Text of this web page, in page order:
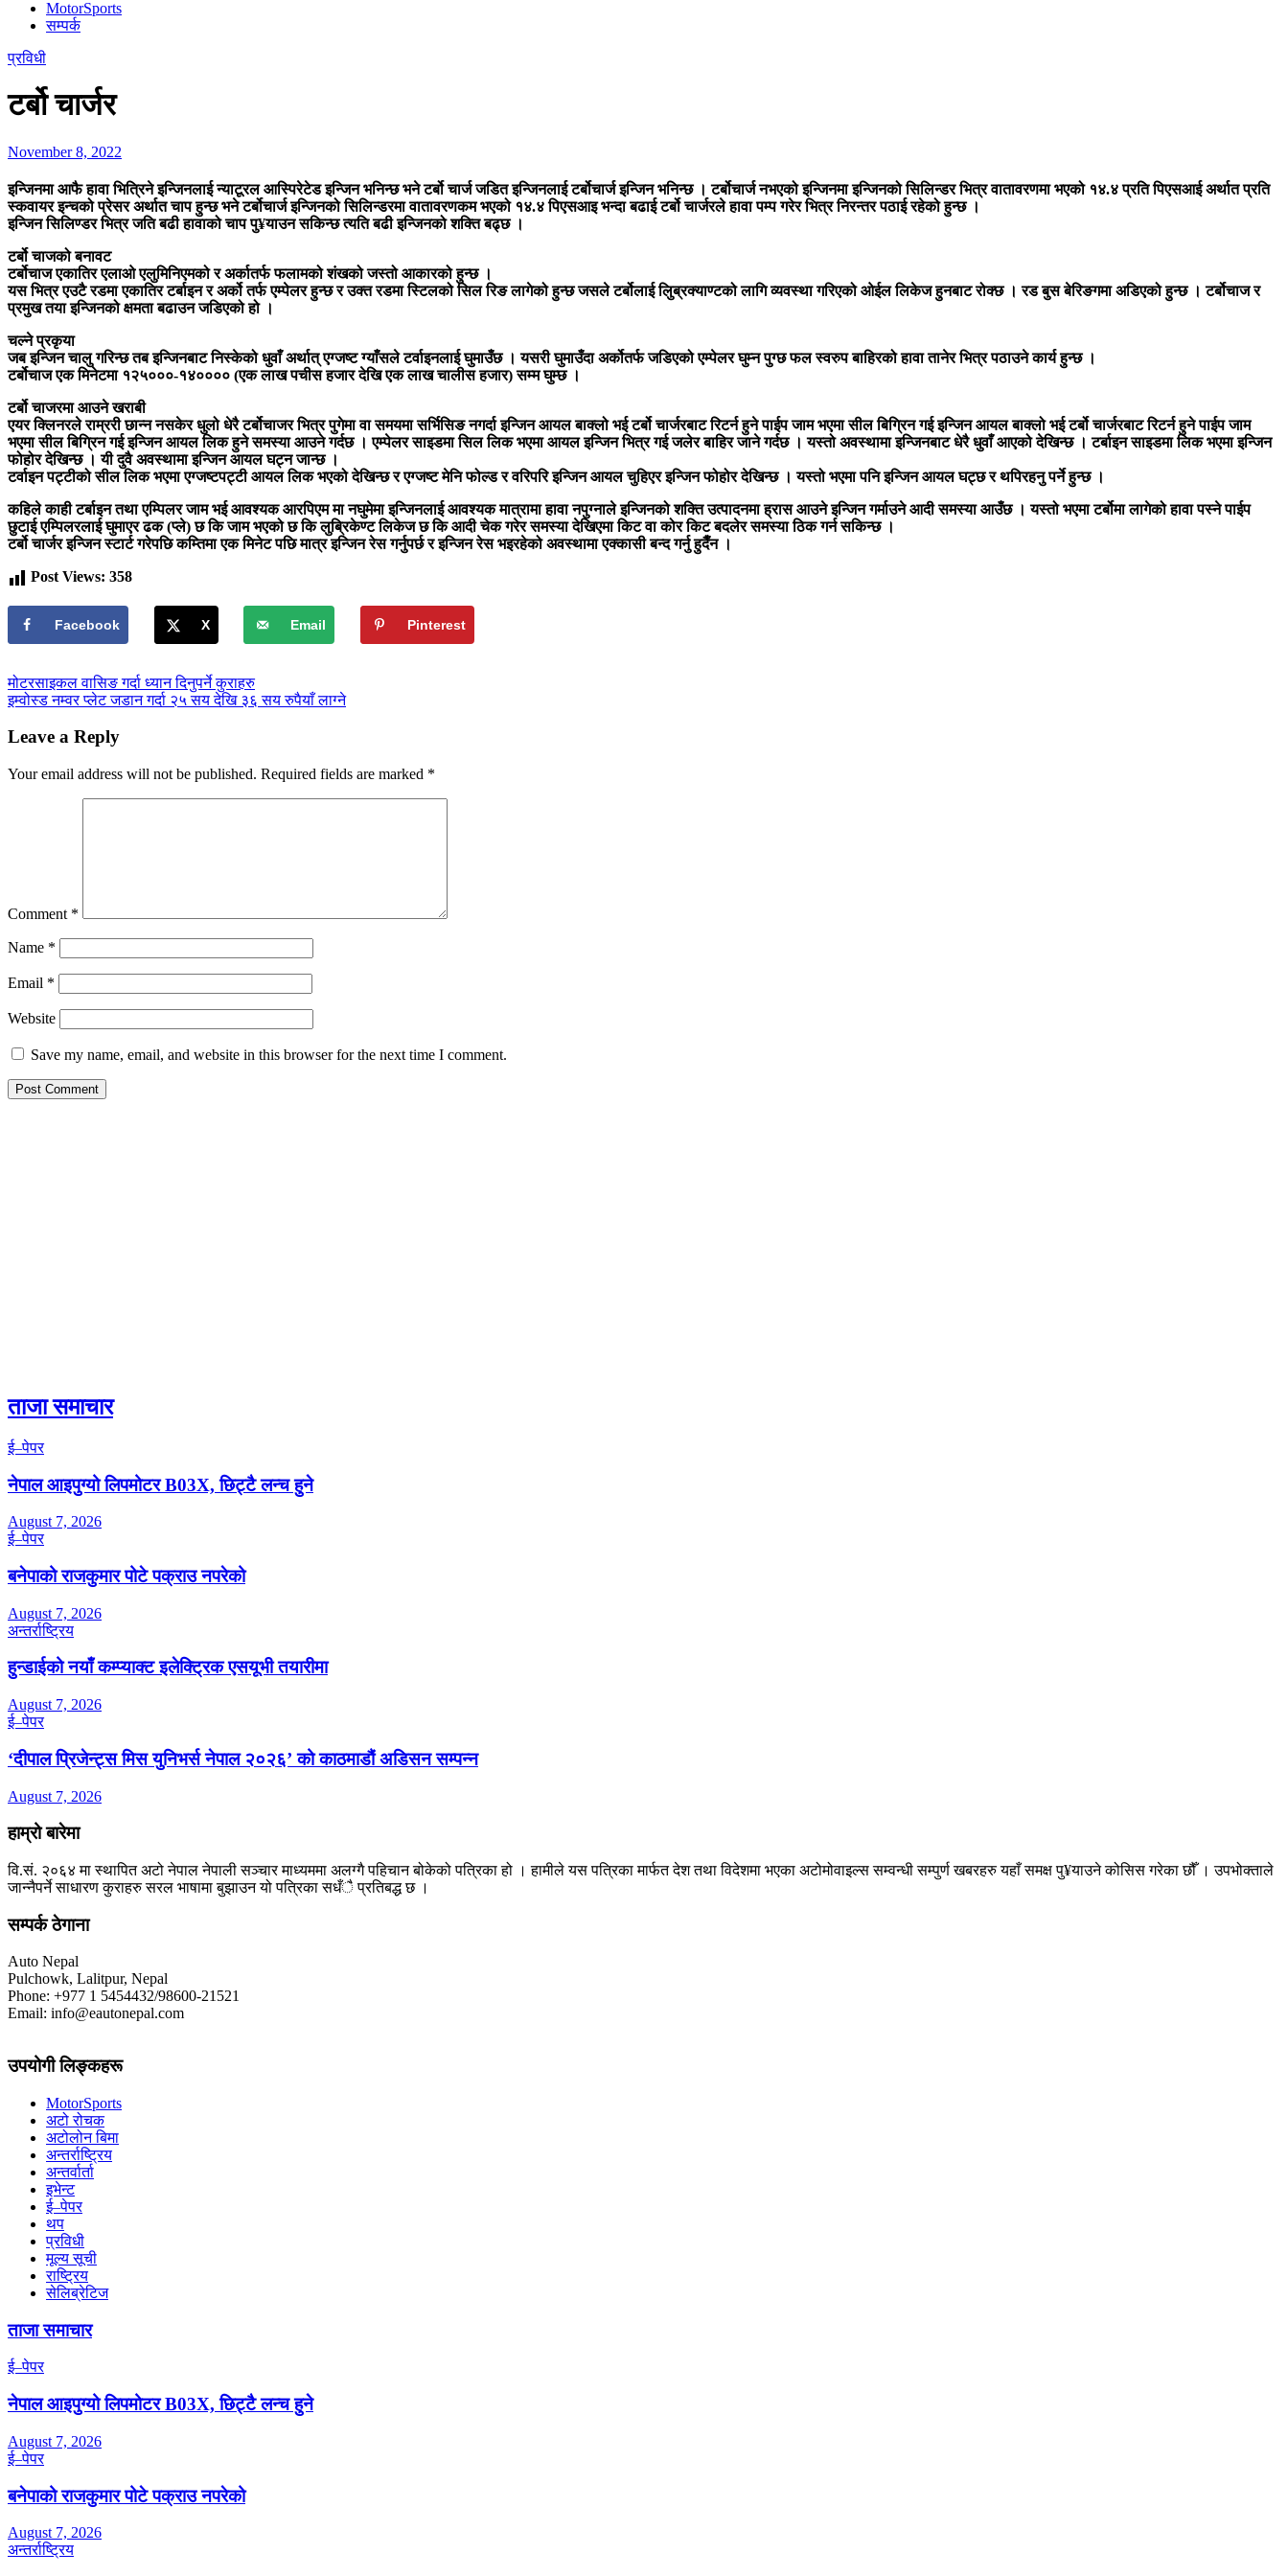
MotorSports
सम्पर्क
प्रविधी
टर्बो चार्जर
November 8, 2022
इन्जिनमा आफै हावा भित्रिने इन्जिनलाई न्याटूरल आस्पिरेटेड इन्जिन भनिन्छ भने टर्बो चार्ज जडित इन्जिनलाई टर्बोचार्ज इन्जिन भनिन्छ । टर्बोचार्ज नभएको इन्जिनमा इन्जिनको सिलिन्डर भित्र वातावरणमा भएको १४.४ प्रति पिएसआई अर्थात प्रति
स्कवायर इन्चको प्रेसर अर्थात चाप हुन्छ भने टर्बोचार्ज इन्जिनको सिलिन्डरमा वातावरणकम भएको १४.४ पिएसआइ भन्दा बढाई टर्बो चार्जरले हावा पम्प गरेर भित्र निरन्तर पठाई रहेको हुन्छ ।
इन्जिन सिलिण्डर भित्र जति बढी हावाको चाप पु¥याउन सकिन्छ त्यति बढी इन्जिनको शक्ति बढ्छ ।
टर्बो चाजको बनावट
टर्बोचाज एकातिर एलाओ एलुमिनिएमको र अर्कातर्फ फलामको शंखको जस्तो आकारको हुन्छ ।
यस भित्र एउटै रडमा एकातिर टर्बाइन र अर्को तर्फ एम्पेलर हुन्छ र उक्त रडमा स्टिलको सिल रिङ लागेको हुन्छ जसले टर्बोलाई लुिब्रक्याण्टको लागि व्यवस्था गरिएको ओईल लिकेज हुनबाट रोक्छ । रड बुस बेरिङगमा अडिएको हुन्छ । टर्बोचाज र
प्रमुख तया इन्जिनको क्षमता बढाउन जडिएको हो ।
चल्ने प्रकृया
जब इन्जिन चालु गरिन्छ तब इन्जिनबाट निस्केको धुवाँ अर्थात् एग्जष्ट ग्याँसले टर्वाइनलाई घुमाउँछ । यसरी घुमाउँदा अर्कोतर्फ जडिएको एम्पेलर घुम्न पुग्छ फल स्वरुप बाहिरको हावा तानेर भित्र पठाउने कार्य हुन्छ ।
टर्बोचाज एक मिनेटमा १२५०००-१४०००० (एक लाख पचीस हजार देखि एक लाख चालीस हजार) सम्म घुम्छ ।
टर्बो चाजरमा आउने खराबी
एयर क्लिनरले राम्ररी छान्न नसकेर धुलो धेरै टर्बोचाजर भित्र पुगेमा वा समयमा सर्भिसिङ नगर्दा इन्जिन आयल बाक्लो भई टर्बो चार्जरबाट रिटर्न हुने पाईप जाम भएमा सील बिग्रिन गई इन्जिन आयल बाक्लो भई टर्बो चार्जरबाट रिटर्न हुने पाईप जाम
भएमा सील बिग्रिन गई इन्जिन आयल लिक हुने समस्या आउने गर्दछ । एम्पेलर साइडमा सिल लिक भएमा आयल इन्जिन भित्र गई जलेर बाहिर जाने गर्दछ । यस्तो अवस्थामा इन्जिनबाट धेरै धुवाँ आएको देखिन्छ । टर्बाइन साइडमा लिक भएमा इन्जिन
फोहोर देखिन्छ । यी दुवै अवस्थामा इन्जिन आयल घट्न जान्छ ।
टर्वाइन पट्टीको सील लिक भएमा एग्जष्टपट्टी आयल लिक भएको देखिन्छ र एग्जष्ट मेनि फोल्ड र वरिपरि इन्जिन आयल चुहिएर इन्जिन फोहोर देखिन्छ । यस्तो भएमा पनि इन्जिन आयल घट्छ र थपिरहनु पर्ने हुन्छ ।
कहिले काही टर्बाइन तथा एम्पिलर जाम भई आवश्यक आरपिएम मा नघुमेमा इन्जिनलाई आवश्यक मात्रामा हावा नपुग्नाले इन्जिनको शक्ति उत्पादनमा ह्रास आउने इन्जिन गर्माउने आदी समस्या आउँछ । यस्तो भएमा टर्बोमा लागेको हावा पस्ने पाईप
छुटाई एम्पिलरलाई घुमाएर ढक (प्ले) छ कि जाम भएको छ कि लुब्रिकेण्ट लिकेज छ कि आदी चेक गरेर समस्या देखिएमा किट वा कोर किट बदलेर समस्या ठिक गर्न सकिन्छ ।
टर्बो चार्जर इन्जिन स्टार्ट गरेपछि कम्तिमा एक मिनेट पछि मात्र इन्जिन रेस गर्नुपर्छ र इन्जिन रेस भइरहेको अवस्थामा एक्कासी बन्द गर्नु हुदैँन ।
Post Views: 358
Facebook X Email Pinterest
Post
navigation
मोटरसाइकल वासिङ गर्दा ध्यान दिनुपर्ने कुराहरु
इम्वोस्ड नम्वर प्लेट जडान गर्दा २५ सय देखि ३६ सय रुपैयाँ लाग्ने
Leave a Reply
Your email address will not be published. Required fields are marked *
Comment *
Name *
Email *
Website
Save my name, email, and website in this browser for the next time I comment.
ताजा समाचार
ई–पेपर
नेपाल आइपुग्यो लिपमोटर B03X, छिट्टै लन्च हुने
August 7, 2026
ई–पेपर
बनेपाको राजकुमार पोटे पक्राउ नपरेको
August 7, 2026
अन्तर्राष्ट्रिय
हुन्डाईको नयाँ कम्प्याक्ट इलेक्ट्रिक एसयूभी तयारीमा
August 7, 2026
ई–पेपर
‘दीपाल प्रिजेन्ट्स मिस युनिभर्स नेपाल २०२६’ को काठमाडौं अडिसन सम्पन्न
August 7, 2026
हाम्रो बारेमा
वि.सं. २०६४ मा स्थापित अटो नेपाल नेपाली सञ्चार माध्यममा अलग्गै पहिचान बोकेको पत्रिका हो । हामीले यस पत्रिका मार्फत देश तथा विदेशमा भएका अटोमोवाइल्स सम्वन्धी सम्पुर्ण खबरहरु यहाँ समक्ष पु¥याउने कोसिस गरेका छौँ । उपभोक्ताले
जान्नैपर्ने साधारण कुराहरु सरल भाषामा बुझाउन यो पत्रिका सधँै प्रतिबद्ध छ ।
सम्पर्क ठेगाना
Auto Nepal
Pulchowk, Lalitpur, Nepal
Phone: +977 1 5454432/98600-21521
Email: info@eautonepal.com
उपयोगी लिङ्कहरू
MotorSports
अटो रोचक
अटोलोन बिमा
अन्तर्राष्ट्रिय
अन्तर्वार्ता
इभेन्ट
ई–पेपर
थप
प्रविधी
मूल्य सूची
राष्ट्रिय
सेलिब्रेटिज
ताजा समाचार
ई–पेपर
नेपाल आइपुग्यो लिपमोटर B03X, छिट्टै लन्च हुने
August 7, 2026
ई–पेपर
बनेपाको राजकुमार पोटे पक्राउ नपरेको
August 7, 2026
अन्तर्राष्ट्रिय